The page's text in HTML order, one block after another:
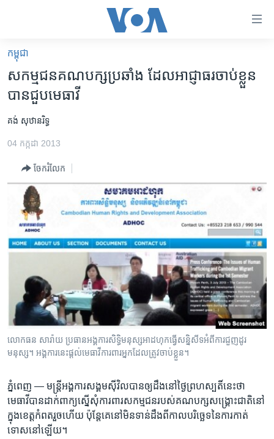
គេហទំព័រ​
ទាក់ទង
និង​
ទំព័រ​
ម្តង
ទៅ​
រំលង​
ទៅ​
ទំព័រ​
ស្វែង​
កម្ពុជា
អន្តរជាតិ
ហេឡូវីអូអេ
កម្ពុជាច្នៃប្រតិដ្ឋ
ព្រឹត្តិការណ៍ព័ត៌មាន
ទូរទស្សន៍ / វីដេអូ​
វិទ្យុ / ផតខាសថ៍
Khmer English
បណ្តាញ​សង្គម
ភាសា
កម្ពុជា
សកម្ម​ជន​គណបក្ស​ប្រឆាំង​ ដែល​អាជ្ញាធរ​ចាប់ខ្លួន​
បាន​ជួប​មេធាវី
​គង់ ​សុឋានរិទ្ធ
04 កក្កដា 2013
ចែករំលែក
លោក​ធន សារ៉ាយ ប្រធាន​អង្គការ​សិទ្ធិ​មនុស្សអាដហុកធ្វើ​សន្និសីទ​អំពី​ការជួញដូរ​
មនុស្ស។ អង្គការនេះ​ផ្តល់មេធាវី​ការពារ​អ្នក​ដែល​ត្រូវ​ចាប់​ខ្លួន។​
ភ្នំពេញ — មន្ត្រី​អង្គការ​សង្គម​ស៊ីវិល​បាន​ឲ្យ​ដឹង​នៅ​ថ្ងៃ​ព្រហស្បតិ៍​នេះ​ថា​
មេធាវី​បាន​ដាក់​ពាក្យ​ស្នើ​សុំ​ការពារ​សកម្ម​ជន​របស់​គណបក្ស​សង្គ្រោះ​ជាតិ​នៅ​
ក្នុង​ខេត្ត​កំពត​រួច​ហើយ​ ប៉ុន្តែ​គេ​នៅ​មិន​ទាន់​ដឹង​ពី​កាល​បរិចេ្ឆទ​នៃ​ការ​កាត់
ទោស​នៅ​ឡើយ។